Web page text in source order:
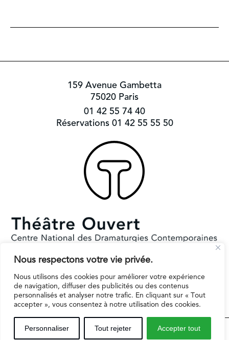
Nous respectons votre vie privée.
Nous utilisons des cookies pour améliorer votre expérience
de navigation, diffuser des publicités ou des contenus
personnalisés et analyser notre trafic. En cliquant sur « Tout
accepter », vous consentez à notre utilisation des cookies.
Personnaliser Tout rejeter Accepter tout
159 Avenue Gambetta
75020 Paris
01 42 55 74 40
Réservations 01 42 55 55 50
Subventionné par le Ministère de la Culture et la Ville de Paris.
Il reçoit le soutien de la région Ile-de-France pour l’EPAT
Espaces professionnels Contact
Mentions légales
Inscription infolettre
Politique de protection des données personnelles